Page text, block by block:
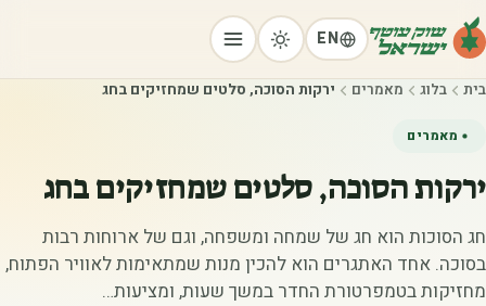
EN
בית בלוג מאמרים ירקות הסוכה, סלטים שמחזיקים בחג
מאמרים
ירקות הסוכה, סלטים שמחזיקים בחג
חג הסוכות הוא חג של שמחה ומשפחה, וגם של ארוחות רבות
בסוכה. אחד האתגרים הוא להכין מנות שמתאימות לאוויר הפתוח,
מחזיקות בטמפרטורת החדר במשך שעות, ומציעות…